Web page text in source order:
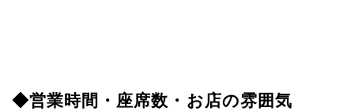
◆営業時間・座席数・お店の雰囲気